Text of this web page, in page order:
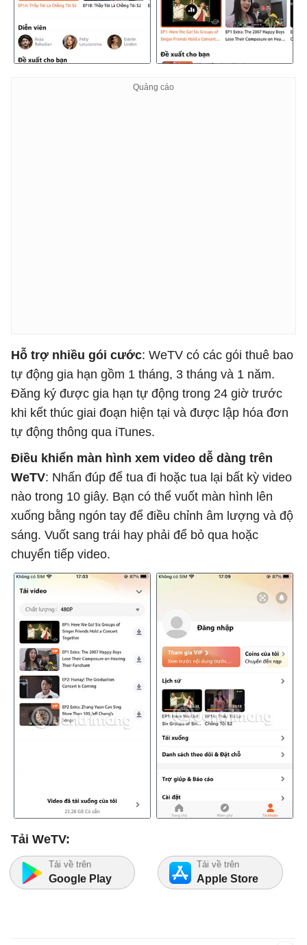
Hỗ trợ nhiều gói cước: WeTV có các gói thuê bao
tự động gia hạn gồm 1 tháng, 3 tháng và 1 năm.
Đăng ký được gia hạn tự động trong 24 giờ trước
khi kết thúc giai đoạn hiện tại và được lập hóa đơn
tự động thông qua iTunes.
Điều khiển màn hình xem video dễ dàng trên
WeTV: Nhấn đúp để tua đi hoặc tua lại bất kỳ video
nào trong 10 giây. Bạn có thể vuốt màn hình lên
xuống bằng ngón tay để điều chỉnh âm lượng và độ
sáng. Vuốt sang trái hay phải để bỏ qua hoặc
chuyển tiếp video.
Tải WeTV:
Tải về trên
Google Play
Tải về trên
Apple Store